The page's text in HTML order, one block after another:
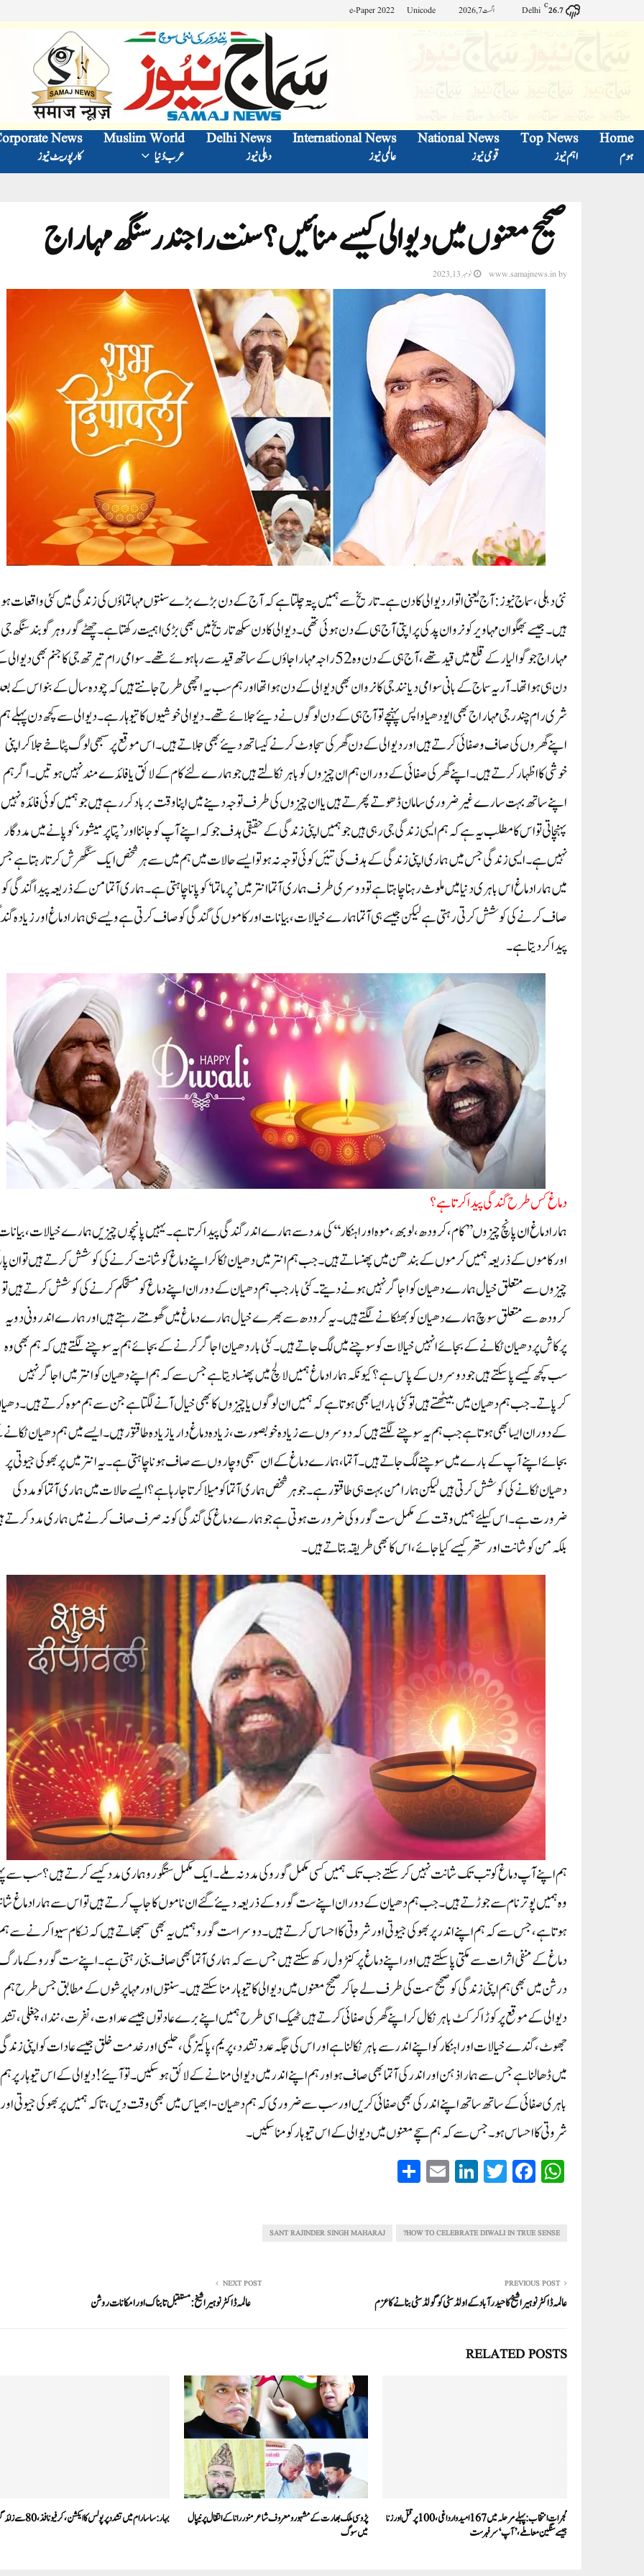
26.7
C
Delhi اگست 7, 2026 Unicode
e-Paper 2022
Home
ہوم
Top News
اہم نیوز
National News
قومی نیوز
International News
عالمی نیوز
Delhi News
دہلی نیوز
Muslim World
عرب دُنیا
News
کارپوریٹ نیوز
صحیح معنوں میں دیوالی کیسے منائیں؟ سنت راجندر سنگھ مہاراج
by
www.samajnews.in نومبر 13, 2023
نئی دہلی، سماج نیوز: آج یعنی اتوار دیوالی کا دن ہے۔ تاریخ سے ہمیں پتہ چلتا ہے کہ آج کے دن بڑے بڑے سنتوں مہاتماؤں کی زندگی میں کئی واقعات
ہیں۔ جیسے بھگوان مہاویر کو نروان پد کی پراپتی آج ہی کے دن ہوئی تھی۔ دیوالی کا دن سکھ تاریخ میں بھی بڑی اہمیت رکھتاہے۔ چھٹے گورو ہرگوبند سنگھ جی
مہاراج جو گوالیار کے قلع میں قید تھے،آج ہی کے دن وہ52 راجہ مہاراجاؤں کے ساتھ قید سے رہا ہوئے تھے۔ سوامی رام تیرتھ جی کا جنم بھی
دن ہی ہوا تھا۔ آریہ سماج کے بانی سوامی دیانند جی کا نروان بھی دیوالی کے دن ہوا تھا اور ہم سب یہ اچھی طرح جانتے ہیں کہ چودہ سال کے بنواس کے
شری رام چندر جی مہاراج بھی ایودھیا واپس پہنچے تو آج ہی کے دن لوگوں نے دیئے جلائے تھے۔دیوالی خوشیوں کا تیوہار ہے۔ دیوالی سے کچھ دن پہلے ہم
اپنے گھروں کی صاف وصفائی کرتے ہیں اور دیوالی کے دن گھر کی سجاوٹ کرنے کیساتھ دیئے بھی جلاتے ہیں۔ اس موقع پر سبھی لوگ پٹاخے جلاکر اپنی
خوشی کا اظہار کرتے ہیں۔اپنے گھر کی صفائی کے دوران ہم ان چیزوں کو باہر نکالتے ہیں جو ہمارے لئے کام کے لائق یا فائدے مند نہیں ہوتیں۔ اگر ہم
اپنے ساتھ بہت سارے غیر ضروری سامان ڈھوتے پھرتے ہیں یا ان چیزوں کی طرف توجہ دینے میں اپنا وقت برباد کررہے ہیں جو ہمیں کوئی فائدہ نہیں
پہنچاتی تو اس کا مطلب یہ ہے کہ ہم ایسی زندگی جی رہی ہیں جو ہمیں اپنی زندگی کے حقیقی ہدف جو کہ اپنے آپ کو جاننا اور ’پتا پرمیشور‘ کو پانے میں مدد گار
نہیں ہے۔ایسی زندگی جس میں ہماری اپنی زندگی کے ہدف کی تئیں کوئی توجہ نہ ہو تو ایسے حالات میں ہم میں سے ہر شخص ایک سنگھرش کرتا رہتا ہے
میں ہمارا دماغ اس باہری دنیا میں ملوث رہنا چاہتا ہے تو دوسری طرف ہماری آتما انتر میں ’پرماتما‘ کو پانا چاہتی ہے۔ ہماری آتما من کے ذریعہ پیدا گندگی کو
صاف کرنے کی کوشش کرتی رہتی ہے لیکن جیسے ہی آتماہمارے خیالات، بیانات اور کاموں کی گندگی کو صاف کرتی ہے ویسے ہی ہمارا دماغ اور زیادہ
پیدا کردیتا ہے۔
دماغ کس طرح گندگی پیدا کرتا ہے؟
ہمارا دماغ ان پانچ چیزوں ’’کام، کرودھ، لوبھ، موہ اور اہنکار‘‘ کی مدد سے ہمارے اندر گندگی پیدا کرتا ہے۔ یہیں پانچوں چیزیں ہمارے خیالات،
اورکاموں کے ذریعہ ہمیں کرموں کے بندھن میں پھنساتے ہیں۔ جب ہم انتر میں دھیان ٹکا کر اپنے دماغ کو شانت کرنے کی کوشش کرتے ہیں تو ان
چیزوں سے متعلق خیال ہمارے دھیان کو اجاگر نہیں ہونے دیتے۔کئی بار جب ہم دھیان کے دوران اپنے دماغ کو مستحکم کرنے کی کوشش کرتے ہیں تو
کرودھ سے متعلق سوچ ہمارے دھیان کو بھٹکانے لگتے ہیں۔ یہ کرودھ سے بھرے خیال ہمارے دماغ میں گھومتے رہتے ہیں اور ہمارے اندرونی دویہ
پرکاش پر دھیان ٹکانے کے بجائے انہیں خیالات کو سوچنے میں لگ جاتے ہیں۔کئی بار دھیان اجاگر کرنے کے بجائے ہم یہ سوچنے لگتے ہیں کہ ہم بھی وہ
سب کچھ کیسے پاسکتے ہیں جودوسروں کے پاس ہے؟ کیونکہ ہمارا دماغ ہمیں لالچ میں پھنسا دیتا ہے جس سے کہ ہم اپنے دھیان کو انتر میں اجاگر نہیں
کرپاتے۔ جب ہم دھیان میں بیٹھتے ہیں تو کئی بار ایسا بھی ہوتا ہے کہ ہمیں ان لوگوں یا چیزوں کا بھی خیال آنے لگتا ہے جن سے ہم موہ کرتے ہیں۔
کے دوران ایسا بھی ہوتا ہے جب ہم یہ سوچنے لگتے ہیں کہ دوسروں سے زیادہ خوبصورت، زیادہ دماغ دار یا زیادہ طاقتور ہیں۔ ایسے میں ہم دھیان
بجائے اپنے آپ کے بارے میں سوچنے لگ جاتے ہیں۔ آتما، ہمارے دماغ کے ان سبھی وچاروں سے صاف ہونا چاہتی ہے۔ یہ انتر میں پربھو کی جیوتی پر
دھیان ٹکانے کی کوشش کرتی ہیں لیکن ہمارا من بہت ہی طاقتور ہے۔ جو ہر شخص ہماری آتما کو میلا کرتا جارہا ہے؟ ایسے حالات میں ہماری آتما کو مدد کی
ضرورت ہے۔ اس کیلئے ہمیں وقت کے مکمل ست گورو کی ضرورت ہوتی ہے جو ہمارے دماغ کی گندگی کو نہ صرف صاف کرنے میں ہماری مدد کرتے
بلکہ من کو شانت اور ستھر کیسے کیا جائے، اس کا بھی طریقہ بتاتے ہیں۔
ہم اپنے آپ دماغ کو تب تک شانت نہیں کرسکتے جب تک ہمیں کسی مکمل گورو کی مدد نہ ملے۔ ایک مکمل ستگورو ہماری مدد کیسے کرتے ہیں؟ سب سے
وہ ہمیں پوتر نام سے جوڑتے ہیں۔ جب ہم دھیان کے دوران اپنے ست گورو کے ذریعہ دیئے گئے ان ناموں کا جاپ کرتے ہیں تو اس سے ہمارا دماغ
ہوتا ہے، جس سے کہ ہم اپنے اندر پربھوکی جیوتی اور شروتی کا احساس کرتے ہیں۔ دوسرا ست گوروہمیں یہ بھی سمجھاتے ہیں کہ نسکام سیوا کرنے سے
دماغ کے منفی اثرات سے مکتی پاسکتے ہیں اور اپنے دماغ پر کنٹرول رکھ سکتے ہیں جس سے کہ ہماری آتما بھی صاف بنی رہتی ہے۔ اپنے ست گورو کے
درشن میں بھی ہم اپنی زندگی کو صحیح سمت کی طرف لے جاکر صحیح معنوں میں دیوالی کا تیوہار منا سکتے ہیں۔سنتوں اور مہاپرشوں کے مطابق جس طرح ہم
دیوالی کے موقع پر کوڑاکرکٹ باہر نکال کر اپنے گھر کی صفائی کرتے ہیں ٹھیک اسی طرح ہمیں اپنے برے عادتوں جیسے عداوت،نفرت، نندا، چغلی،
جھوٹ، گندے خیالات اور اہنکار کو اپنے اندر سے باہر نکالنا ہے اور اس کی جگہ عدد تشدد، پریم، پاکیزگی، حلیمی اور خدمت خلق جیسے عادات کو اپنی
میں ڈھالنا ہے جس سے ہمارا ذہن اور اندر کی آتما بھی صاف ہو اور ہم اپنے اندر میں دیوالی منانے کے لائق ہوسکیں۔تو آیئے! دیوالی کے اس تیوہار پر ہم
باہری صفائی کے ساتھ ساتھ اپنے اندر کی بھی صفائی کریں اور سب سے ضروری کہ ہم دھیان- ابھیا س میں بھی وقت دیں، تاکہ ہمیں پربھو کی جیوتی اور
شروتی کا احساس ہو۔ جس سے کہ ہم سچے معنوں میں دیوالی کے اس تیوہار کو منا سکیں۔
W
ha
A
Fa
ce
ok
T
wi
r
Li
nk
In
E
m
HOW TO CELEBRATE DIWALI IN TRUE SENSE?
SANT RAJINDER SINGH MAHARAJ
PREVIOUS POST
عالمہ ڈاکٹر نوہیرا شیخ کا حیدر آباد کے اولڈ سٹی کو گولڈ سٹی بنانے کا عزم
NEXT POST
عالمہ ڈاکٹر نوہیرا شیخ:مستقبل تابناک اور امکانات روشن
RELATED POSTS
گجرات انتخاب: پہلے مرحلہ میں 167 امیدوار داغی، 100 پر قتل اور زنا
جیسے سنگین معاملے،’آپ‘ سرفہرست
پڑوسی ملک بھارت کے مشہور ومعروف شاعر منور رانا کے انتقال پر نیپال
میں سوگ
بہار: ساسارام میں تشدد پر پولس کا ایکشن، کرفیو نافذ، 80سے زائد گرفتار